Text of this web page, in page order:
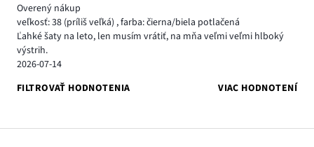
Overený nákup
veľkosť: 38 (príliš veľká) ,farba: čierna/biela potlačená
Ľahké šaty na leto, len musím vrátiť, na mňa veľmi veľmi hlboký
výstrih.
2026-07-14
FILTROVAŤ HODNOTENIA
VIAC HODNOTENÍ